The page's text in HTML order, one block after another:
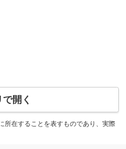
開く
所在することを表すものであり、実際